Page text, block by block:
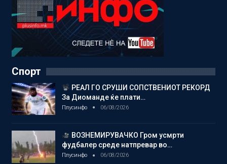
Спорт
РЕАЛ ГО СРУШИ СОПСТВЕНИОТ РЕКОРД
За Диоманде ќе плати…
Плусинфо 06/08/2026
ВОЗНЕМИРУВАЧКО Гром усмрти
фудбалер среде натпревар во…
Плусинфо 06/08/2026